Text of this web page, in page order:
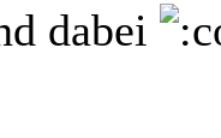
dabei